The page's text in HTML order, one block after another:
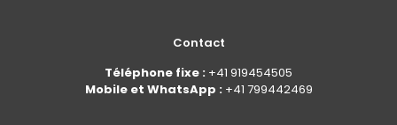
Contact
Téléphone fixe : +41 919454505
Mobile et WhatsApp : +41 799442469